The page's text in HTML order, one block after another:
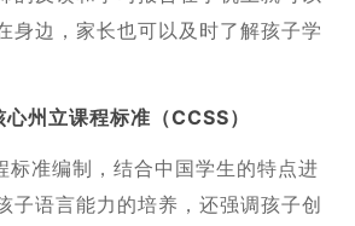
身边，家长也可以及时了解孩子学
州立课程标准（CCSS）
标准编制，结合中国学生的特点进
子语言能力的培养，还强调孩子创